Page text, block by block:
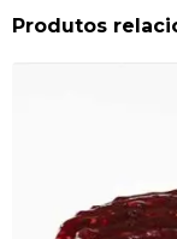
Produtos